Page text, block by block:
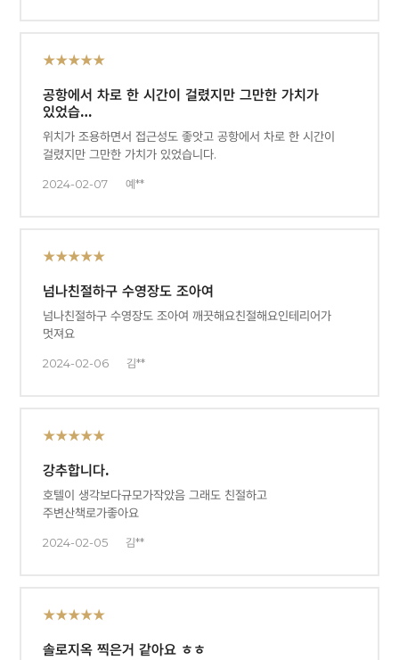
★★★★★
공항에서 차로 한 시간이 걸렸지만 그만한 가치가
있었습…
위치가 조용하면서 접근성도 좋앗고 공항에서 차로 한 시간이
걸렸지만 그만한 가치가 있었습니다.
2024-02-07 예**
★★★★★
넘나친절하구 수영장도 조아여
넘나친절하구 수영장도 조아여 깨끗해요친절해요인테리어가
멋져요
2024-02-06 김**
★★★★★
강추합니다.
호텔이 생각보다규모가작았음 그래도 친절하고
주변산책로가좋아요
2024-02-05 김**
★★★★★
솔로지옥 찍은거 같아요 ㅎㅎ